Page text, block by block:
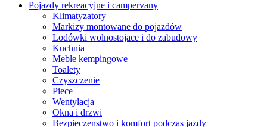
Pojazdy rekreacyjne i campervany
Klimatyzatory
Markizy montowane do pojazdów
Lodówki wolnostojace i do zabudowy
Kuchnia
Meble kempingowe
Toalety
Czyszczenie
Piece
Wentylacja
Okna i drzwi
Bezpieczenstwo i komfort podczas jazdy